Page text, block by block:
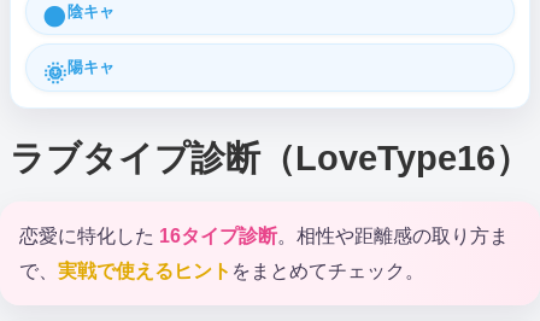
🌑陰キャ
🌞 陽キャ
ラブタイプ診断（LoveType16）
恋愛に特化した 16タイプ診断。相性や距離感の取り方ま
で、 実戦で使えるヒント をまとめてチェック。